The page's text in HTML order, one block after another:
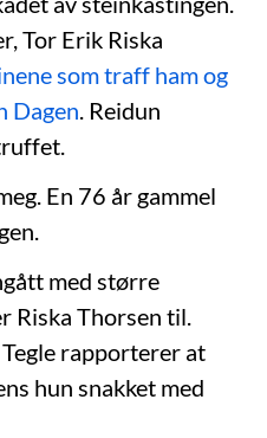
Tor Erik Riska
som traff ham og
Dagen . Reidun
En 76 år gammel
med større
Riska Thorsen til.
rapporterer at
hun snakket med